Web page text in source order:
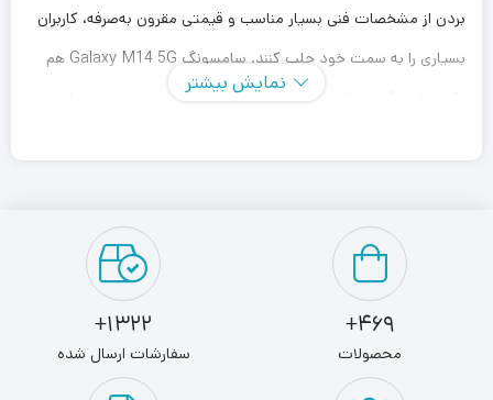
بردن از مشخصات فنی بسیار مناسب و قیمتی مقرون به‌صرفه، کاربران
بسیاری را به سمت خود جلب کنند. سامسونگ Galaxy M14 5G هم
یکی از این گوشی‌های هوشمند میان‌رده و با‌کیفیت است. در نمای
لگ را از آن شاهد باشید. در قسمت پشتی این گوشی سنسور دوربین
اصلی 50 مگاپیکسل در کنار دو سنسور دوربین 2 مگاپیکسل از نوع
ماکرو و سنجش عمق در نظر گرفته شده است. سنسور دوربین اصلی
سبب شده تا نه‌تنها در نور روز، بلکه در نور شب هم تصاویر جذاب و
نمایش بیشتر
469+
محصولات
1322+
سفارشات ارسال شده